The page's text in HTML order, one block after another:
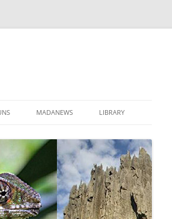
2021 BINNENFLÜGE MADAGASKAR
STELLEN
MADAGASKARTAG 2025
MADAGASKARTAG 2024
VON REISENDEN
MADANEWS LIBRARY